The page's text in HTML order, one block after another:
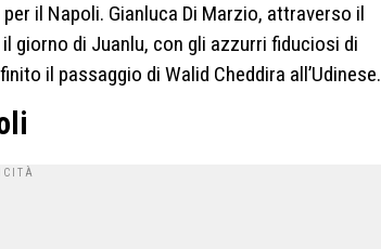
il Napoli. Gianluca Di Marzio, attraverso il
giorno di Juanlu, con gli azzurri fiduciosi di
il passaggio di Walid Cheddira all’Udinese.